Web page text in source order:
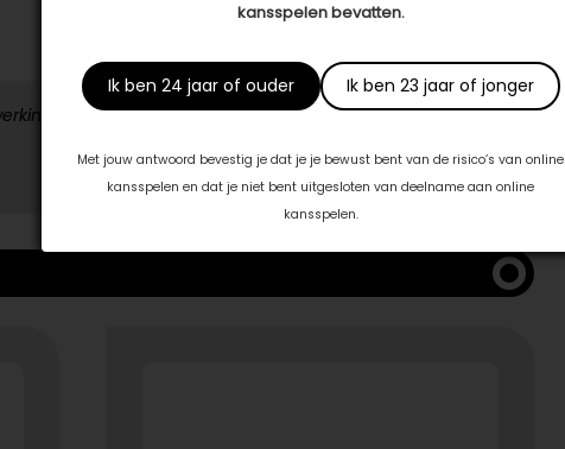
kansspelen bevatten.
Ik ben 24 jaar of ouder Ik ben 23 jaar of jonger
Met jouw antwoord bevestig je dat je je bewust bent van de risico’s van online
kansspelen en dat je niet bent uitgesloten van deelname aan online
kansspelen.
met: